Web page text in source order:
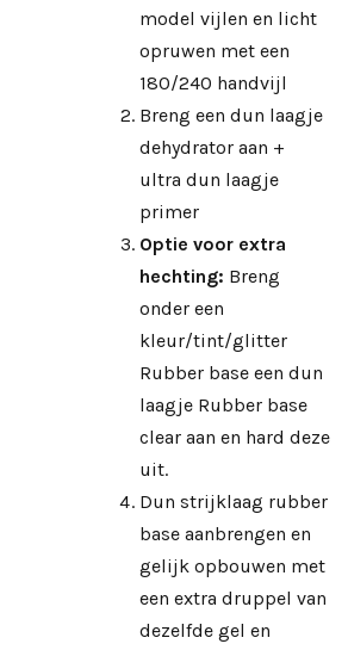
model vijlen en licht
opruwen met een
180/240 handvijl
Breng een dun laagje
dehydrator aan +
ultra dun laagje
primer
Optie voor extra
hechting: Breng
onder een
kleur/tint/glitter
Rubber base een dun
laagje Rubber base
clear aan en hard deze
uit.
Dun strijklaag rubber
base aanbrengen en
gelijk opbouwen met
een extra druppel van
dezelfde gel en